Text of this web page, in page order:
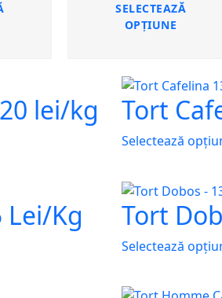
SELECTEAZĂ
OPȚIUNE
lei/kg Tort
Selectează
Lei/Kg Tort
Selectează